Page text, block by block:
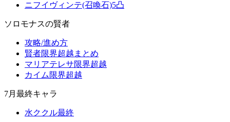
ニフイヴィンテ(召喚石)5凸
ソロモナスの賢者
攻略/進め方
賢者限界超越まとめ
マリアテレサ限界超越
カイム限界超越
7月最終キャラ
水ククル最終